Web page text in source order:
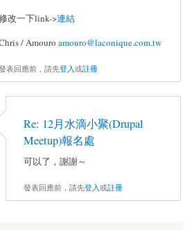
改一下link->連結
/ Amouro amouro@laconique.com.tw
表回應前，請先登入或註冊
Re: 12月水滴小聚(Drupal
Meetup)報名處
可以了，謝謝～
發表回應前，請先登入或註冊